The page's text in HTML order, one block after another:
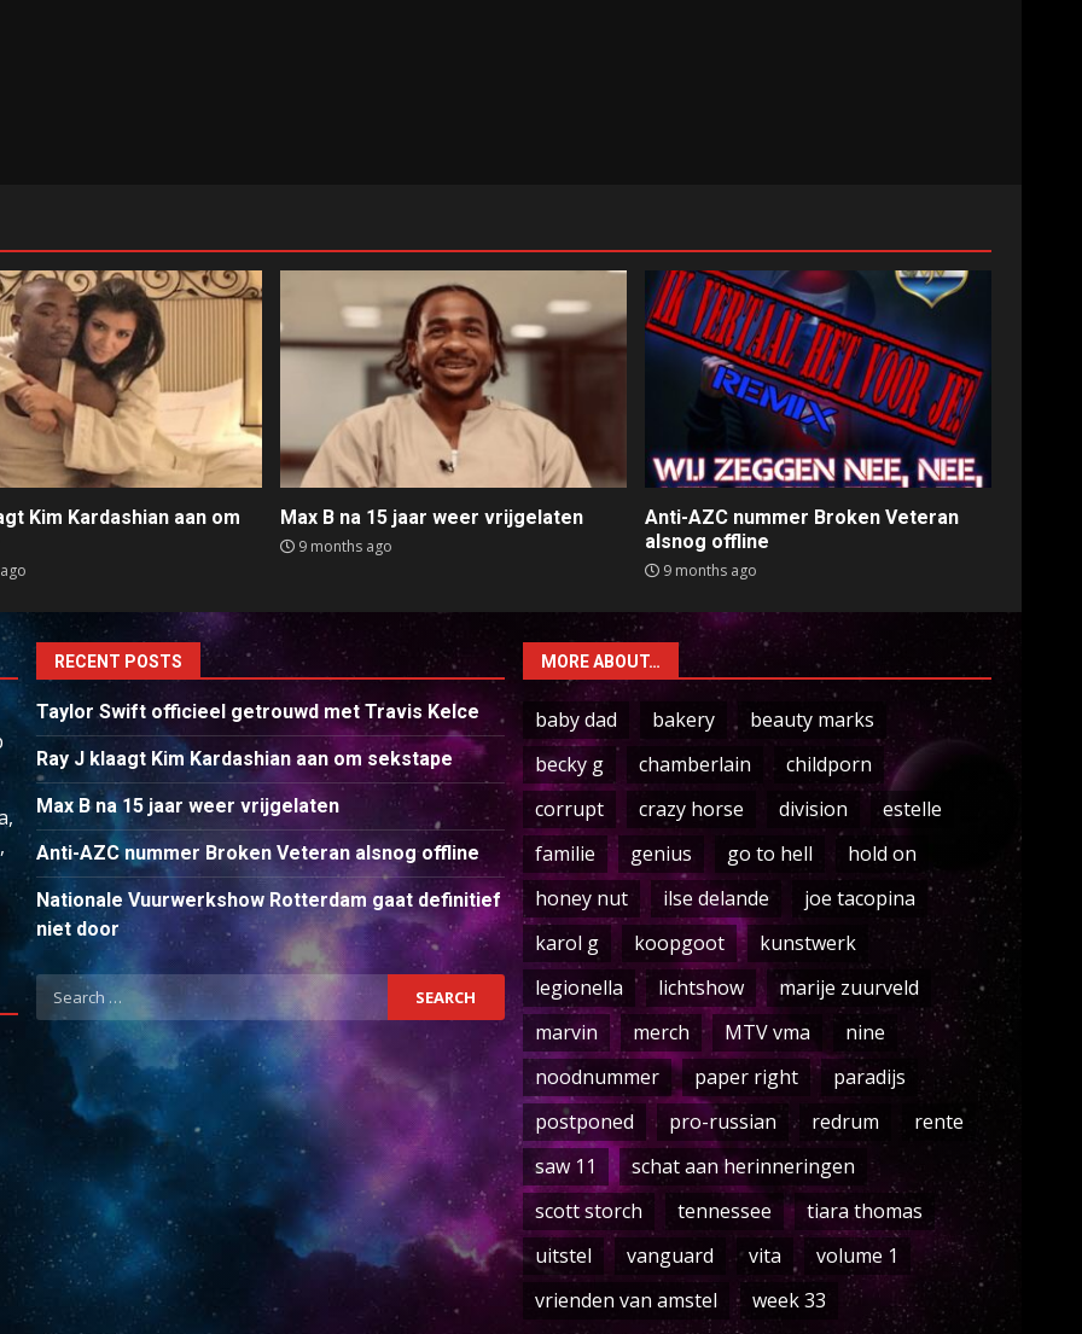
Kim Kardashian aan om
Max B na 15 jaar weer vrijgelaten
9 months ago
Anti-AZC nummer Broken Veteran
alsnog offline
9 months ago
RECENT POSTS
Taylor Swift officieel getrouwd met Travis Kelce
Ray J klaagt Kim Kardashian aan om sekstape
Max B na 15 jaar weer vrijgelaten
Anti-AZC nummer Broken Veteran alsnog offline
Nationale Vuurwerkshow Rotterdam gaat definitief
niet door
Search
for:
MORE ABOUT…
baby dad bakery
beauty marks
becky g
chamberlain
childporn
corrupt
crazy horse division
estelle
familie
genius go to hell
hold on
honey nut
ilse delande
joe tacopina
karol g
koopgoot
kunstwerk
legionella
lichtshow
marije zuurveld
marvin
merch MTV vma
nine
noodnummer
paper right
paradijs
postponed
pro-russian redrum
rente
saw 11
schat aan herinneringen
scott storch
tennessee
tiara thomas
uitstel
vanguard vita
volume 1
vrienden van amstel
week 33